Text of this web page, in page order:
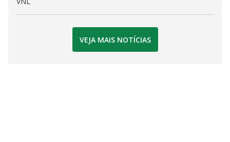
VEJA MAIS NOTÍCIAS